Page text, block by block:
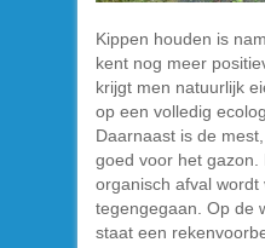
Kippen houden is
kent nog meer
krijgt men natuurlijk
op een volledig
Daarnaast is de
goed voor het gazon.
organisch afval wordt
tegengegaan. Op de
staat een